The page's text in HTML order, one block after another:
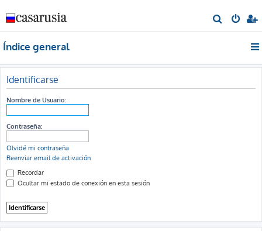
u
r
Índice general
Identificarse
Nombre de Usuario:
Contraseña:
Olvidé mi contraseña
Reenviar email de activación
Recordar
Ocultar mi estado de conexión en esta sesión